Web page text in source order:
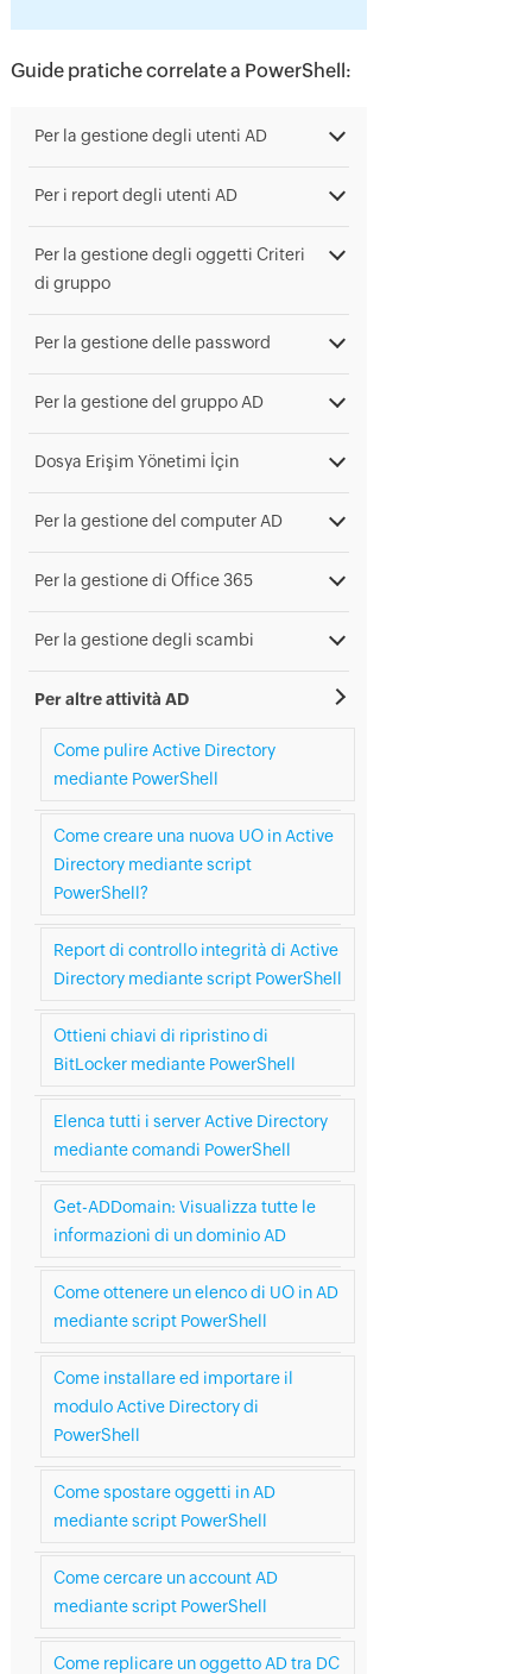
Guide pratiche correlate a PowerShell:
Per la gestione degli utenti AD
Per i report degli utenti AD
Per la gestione degli oggetti Criteri
di gruppo
Per la gestione delle password
Per la gestione del gruppo AD
Dosya Erişim Yönetimi İçin
Per la gestione del computer AD
Per la gestione di Office 365
Per la gestione degli scambi
Per altre attività AD
Come pulire Active Directory
mediante PowerShell
Come creare una nuova UO in Active
Directory mediante script
PowerShell?
Report di controllo integrità di Active
Directory mediante script PowerShell
Ottieni chiavi di ripristino di
BitLocker mediante PowerShell
Elenca tutti i server Active Directory
mediante comandi PowerShell
Get-ADDomain: Visualizza tutte le
informazioni di un dominio AD
Come ottenere un elenco di UO in AD
mediante script PowerShell
Come installare ed importare il
modulo Active Directory di
PowerShell
Come spostare oggetti in AD
mediante script PowerShell
Come cercare un account AD
mediante script PowerShell
Come replicare un oggetto AD tra DC